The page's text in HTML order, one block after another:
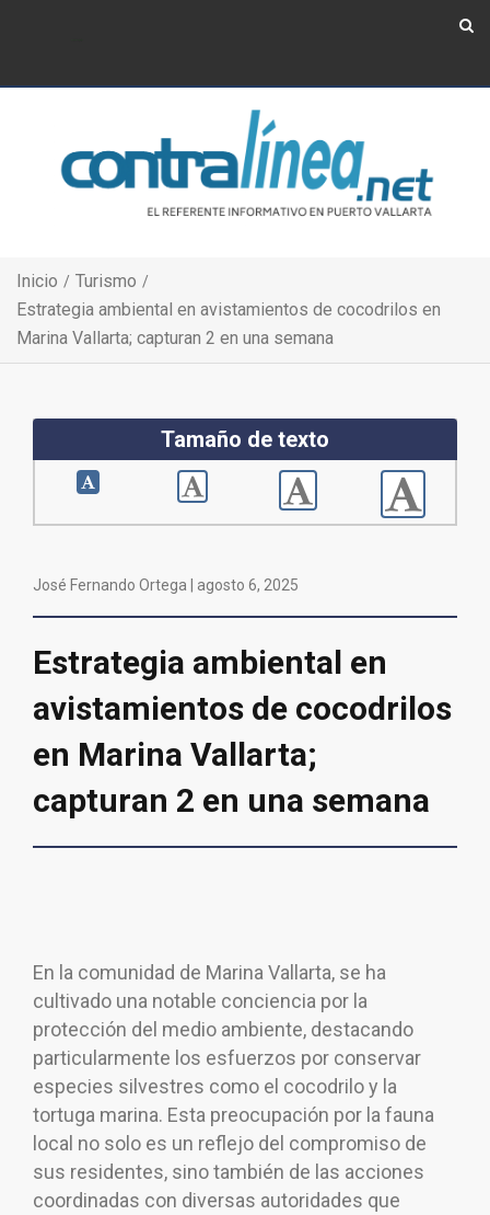
Inicio
Turismo
Estrategia ambiental en avistamientos de cocodrilos en
Marina Vallarta; capturan 2 en una semana
Tamaño de texto
José Fernando Ortega | agosto 6, 2025
Estrategia ambiental en
avistamientos de cocodrilos
en Marina Vallarta;
capturan 2 en una semana
En la comunidad de Marina Vallarta, se ha
cultivado una notable conciencia por la
protección del medio ambiente, destacando
particularmente los esfuerzos por conservar
especies silvestres como el cocodrilo y la
tortuga marina. Esta preocupación por la fauna
local no solo es un reflejo del compromiso de
sus residentes, sino también de las acciones
coordinadas con diversas autoridades que